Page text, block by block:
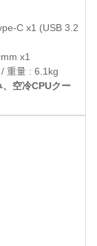
C x1 (USB 3.2
x1
重量 : 6.1kg
空冷CPUクー